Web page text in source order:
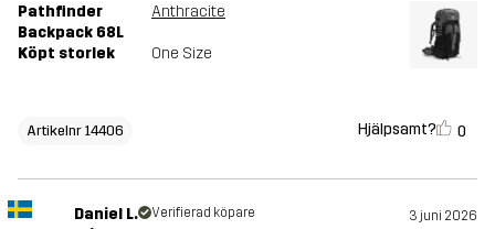
Artikelnummer 14406_2023
Pathfinder
Backpack 68L
Anthracite
Köpt storlek One Size
Artikelnr 14406 Hjälpsamt? 0
Daniel L. Verifierad köpare 3 juni 2026